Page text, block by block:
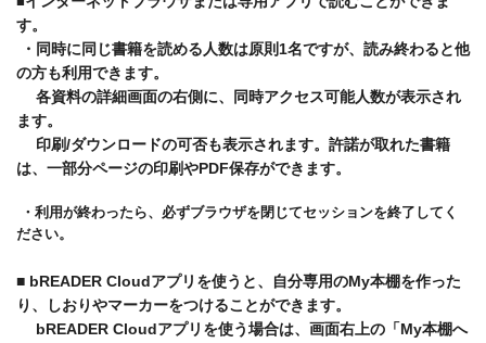
す。
・同時に同じ書籍を読める人数は原則1名ですが、読み終わると他
の方も利用できます。
各資料の詳細画面の右側に、同時アクセス可能人数が表示され
ます。
印刷/ダウンロードの可否も表示されます。許諾が取れた書籍
は、一部分ページの印刷やPDF保存ができます。
・利用が終わったら、必ずブラウザを閉じてセッションを終了してく
ださい。
■ bREADER Cloudアプリを使うと、自分専用のMy本棚を作った
り、しおりやマーカーをつけることができます。
bREADER Cloudアプリを使う場合は、画面右上の「My本棚へ